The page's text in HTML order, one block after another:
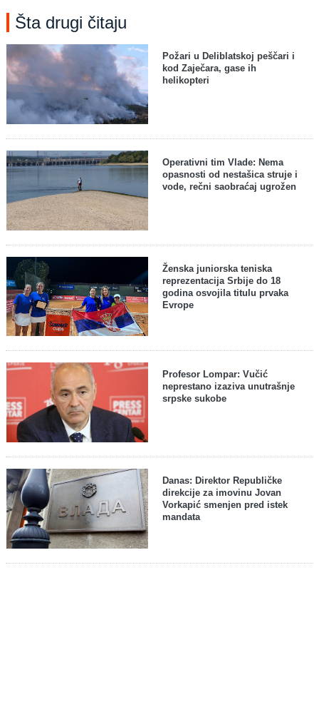
Šta drugi čitaju
Požari u Deliblatskoj peščari i
kod Zaječara, gase ih
helikopteri
Operativni tim Vlade: Nema
opasnosti od nestašica struje i
vode, rečni saobraćaj ugrožen
Ženska juniorska teniska
reprezentacija Srbije do 18
godina osvojila titulu prvaka
Evrope
Profesor Lompar: Vučić
neprestano izaziva unutrašnje
srpske sukobe
Danas: Direktor Republičke
direkcije za imovinu Jovan
Vorkapić smenjen pred istek
mandata